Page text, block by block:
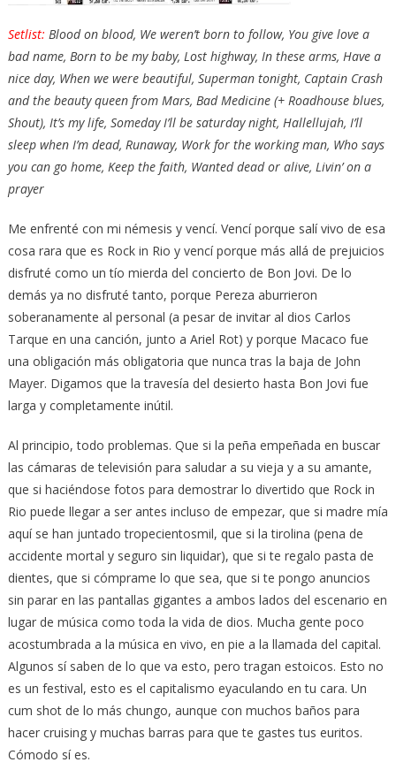
Setlist: Blood on blood, We weren’t born to follow, You give love a
bad name, Born to be my baby, Lost highway, In these arms, Have a
nice day, When we were beautiful, Superman tonight, Captain Crash
and the beauty queen from Mars, Bad Medicine (+ Roadhouse blues,
Shout), It’s my life, Someday I’ll be saturday night, Hallellujah, I’ll
sleep when I’m dead, Runaway, Work for the working man, Who says
you can go home, Keep the faith, Wanted dead or alive, Livin’ on a
prayer
Me enfrenté con mi némesis y vencí. Vencí porque salí vivo de esa
cosa rara que es Rock in Rio y vencí porque más allá de prejuicios
disfruté como un tío mierda del concierto de Bon Jovi. De lo
demás ya no disfruté tanto, porque Pereza aburrieron
soberanamente al personal (a pesar de invitar al dios Carlos
Tarque en una canción, junto a Ariel Rot) y porque Macaco fue
una obligación más obligatoria que nunca tras la baja de John
Mayer. Digamos que la travesía del desierto hasta Bon Jovi fue
larga y completamente inútil.
Al principio, todo problemas. Que si la peña empeñada en buscar
las cámaras de televisión para saludar a su vieja y a su amante,
que si haciéndose fotos para demostrar lo divertido que Rock in
Rio puede llegar a ser antes incluso de empezar, que si madre mía
aquí se han juntado tropecientosmil, que si la tirolina (pena de
accidente mortal y seguro sin liquidar), que si te regalo pasta de
dientes, que si cómprame lo que sea, que si te pongo anuncios
sin parar en las pantallas gigantes a ambos lados del escenario en
lugar de música como toda la vida de dios. Mucha gente poco
acostumbrada a la música en vivo, en pie a la llamada del capital.
Algunos sí saben de lo que va esto, pero tragan estoicos. Esto no
es un festival, esto es el capitalismo eyaculando en tu cara. Un
cum shot de lo más chungo, aunque con muchos baños para
hacer cruising y muchas barras para que te gastes tus euritos.
Cómodo sí es.